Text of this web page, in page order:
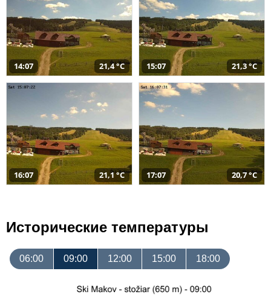
14:07 21,4 °C 15:07 21,3 °C
16:07 21,1 °C 17:07 20,7 °C
Исторические температуры
06:00 09:00 12:00 15:00 18:00